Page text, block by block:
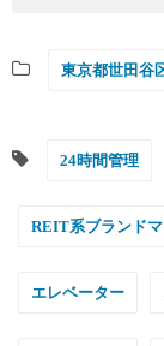
東京都世田谷
24時間管理
REIT系ブランド
エレベーター